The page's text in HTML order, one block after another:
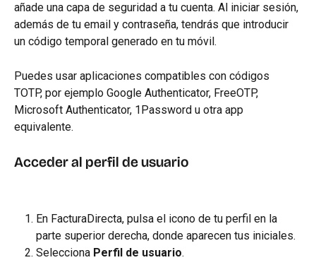
añade una capa de seguridad a tu cuenta. Al iniciar sesión,
además de tu email y contraseña, tendrás que introducir
un código temporal generado en tu móvil.
Puedes usar aplicaciones compatibles con códigos
TOTP, por ejemplo Google Authenticator, FreeOTP,
Microsoft Authenticator, 1Password u otra app
equivalente.
Acceder al perfil de usuario
En FacturaDirecta, pulsa el icono de tu perfil en la
parte superior derecha, donde aparecen tus iniciales.
Selecciona Perfil de usuario.